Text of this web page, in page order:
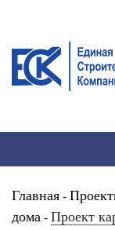
Главная -
дома - Проект